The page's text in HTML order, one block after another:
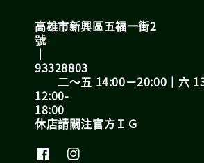
高雄市新興區五福一街2
號 統一
｜
二～五 14:00－20:00｜六
12:00-
18:00
休店請關注官方ＩＧ